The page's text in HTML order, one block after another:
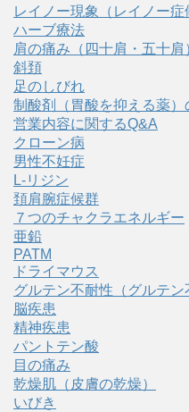
レイノー現象（レイノー症
ハーブ療法
肩の痛み（四十肩・五十肩
斜頚
足のしびれ
制酸剤（胃酸を抑える薬）
営業内容に関するQ&A
クローン病
男性不妊症
L-リジン
頚肩腕症候群
７つのチャクラエネルギー
亜鉛
PATM
ドライマウス
グルテン不耐性（グルテン
脳疾患
精神疾患
パントテン酸
目の痛み
乾燥肌（皮膚の乾燥）
いびき